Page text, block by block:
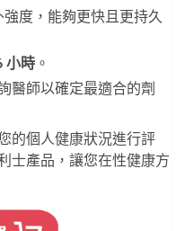
度，能夠更快且更持久
小時 。
醫師以確定最適合的劑
的個人健康狀況進行評
士產品，讓您在性健康方